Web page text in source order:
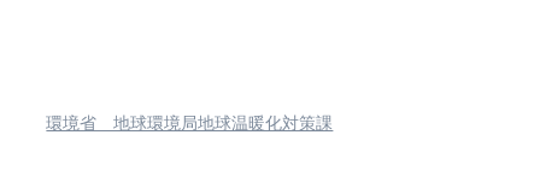
環境省 地球環境局地球温暖化対策課